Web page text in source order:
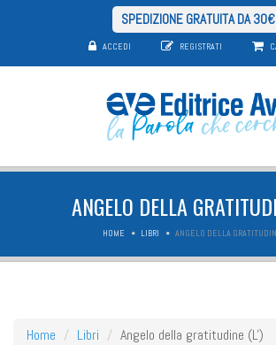
SPEDIZIONE GRATUITA DA 30€
ACCEDI REGISTRATI
ANGELO DELLA
HOME LIBRI ANGELO DELLA
Home Libri Angelo della gratitudine (L')